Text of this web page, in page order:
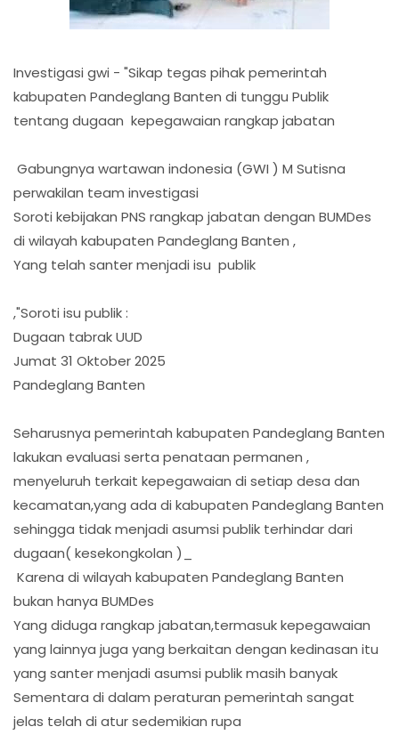
Investigasi gwi - "Sikap tegas pihak pemerintah
kabupaten Pandeglang Banten di tunggu Publik
tentang dugaan kepegawaian rangkap jabatan
Gabungnya wartawan indonesia (GWI ) M Sutisna
perwakilan team investigasi
Soroti kebijakan PNS rangkap jabatan dengan BUMDes
di wilayah kabupaten Pandeglang Banten ,
Yang telah santer menjadi isu publik
,"Soroti isu publik :
Dugaan tabrak UUD
Jumat 31 Oktober 2025
Pandeglang Banten
Seharusnya pemerintah kabupaten Pandeglang Banten
lakukan evaluasi serta penataan permanen ,
menyeluruh terkait kepegawaian di setiap desa dan
kecamatan,yang ada di kabupaten Pandeglang Banten
sehingga tidak menjadi asumsi publik terhindar dari
dugaan( kesekongkolan )_
Karena di wilayah kabupaten Pandeglang Banten
bukan hanya BUMDes
Yang diduga rangkap jabatan,termasuk kepegawaian
yang lainnya juga yang berkaitan dengan kedinasan itu
yang santer menjadi asumsi publik masih banyak
Sementara di dalam peraturan pemerintah sangat
jelas telah di atur sedemikian rupa